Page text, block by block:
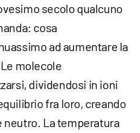
secolo qualcuno
cosa
ad aumentare la
molecole
dividendosi in ioni
fra loro, creando
neutro. La temperatura